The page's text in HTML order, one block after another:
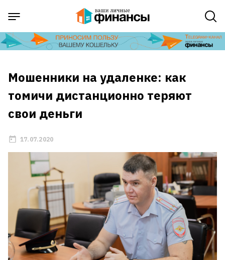
Мошенники на удаленке: как
томичи дистанционно теряют
свои деньги
17.07.2020